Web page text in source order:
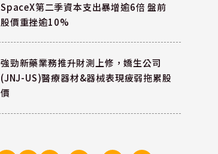
SpaceX第二季資本支出暴增逾6倍 盤前
股價重挫逾10%
強勁新藥業務推升財測上修，嬌生公司
(JNJ-US)醫療器材&器械表現疲弱拖累股
價